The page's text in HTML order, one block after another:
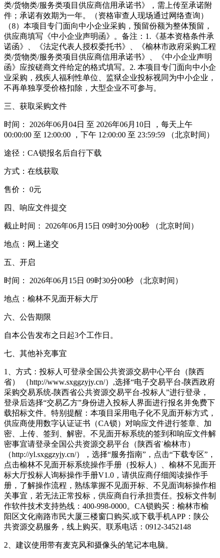
类/货物类/服务类项目供应商信用承诺书》，需上传至承诺附
件；承诺有效期为一年。（资格审查人现场通过网络查询）
（8）本项目专门面向中小企业采购，预留份额为整体预留，
供应商填写《中小企业声明函》。备注：1.《基本资格条件承
诺函》、《法定代表人授权委托书》、《榆林市政府采购工程
类/货物类/服务类项目供应商信用承诺书》、《中小企业声明
函》应按磋商文件给定的格式填写。2. 本项目专门面向中小企
业采购，残疾人福利性单位、监狱企业投标视同为中小企业，
不再单独享受价格扣除，大型企业不可参与。
三、获取采购文件
时间： 2026年06月04日 至 2026年06月10日 ，每天上午
00:00:00 至 12:00:00 ，下午 12:00:00 至 23:59:59 （北京时间）
途径：CA锁报名后自行下载
方式：在线获取
售价： 0元
四、响应文件提交
截止时间： 2026年06月15日 09时30分00秒 （北京时间）
地点：网上递交
五、开启
时间： 2026年06月15日 09时30分00秒 （北京时间）
地点：榆林不见面开标大厅
六、公告期限
自本公告发布之日起3个工作日。
七、其他补充事宜
1、方式：投标人可登录全国公共资源交易中心平台（陕西
省） （http://www.sxggzyjy.cn/）,选择“电子交易平台-陕西政府
采购交易系统-陕西省公共资源交易平台-投标人”进行登录，
登录后选择“交易乙方”身份进入投标人界面进行报名并免费下
载招标文件。特别提醒：本项目采用电子化不见面开标方式，
供应商使用数字认证证书（CA锁）对响应文件进行签章、加
密、上传、签到、解密。不见面开标系统的签到和响应文件解
密事宜请登录全国公共资源交易平台（陕西省˙榆林市）
（http://yl.sxggzyjy.cn/），选择“服务指南”，点击“下载专区”，
点击榆林不见面开标系统操作手册（投标人）、榆林不见面开
标大厅投标人询标操作手册V1.0，请供应商仔细阅读操作手
册，了解操作流程，熟练掌握不见面开标、不见面询标操作相
关事宜，若无法正常投标，供应商自行承担责任。投标文件制
作软件技术支持热线：400-998-0000。CA锁购买：榆林市榆
阳区文化南路市民大厦三楼窗口购买,或下载手机APP：陕公
共资源交易服务，线上购买。联系电话：0912-3452148
2、建议使用带有麦克风和摄像头的笔记本电脑。